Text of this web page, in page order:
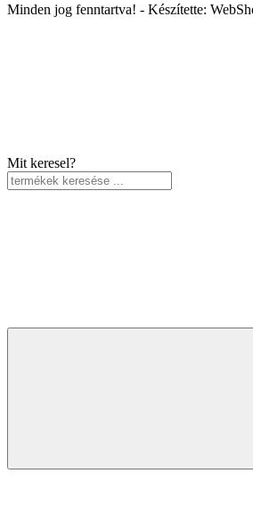
Minden jog fenntartva! - Készítette:
Mit keresel?